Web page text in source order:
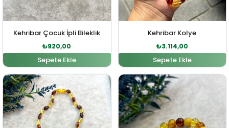
Kehribar Çocuk İpli Bileklik
₺920,00
Sepete Ekle
Kehribar Kolye
₺3.114,00
Sepete Ekle
Orijinal fiyat: ₺2.335,00.Şu andaki fiyat: ₺2.123,00.Orijinal fiyat:Şu andaki